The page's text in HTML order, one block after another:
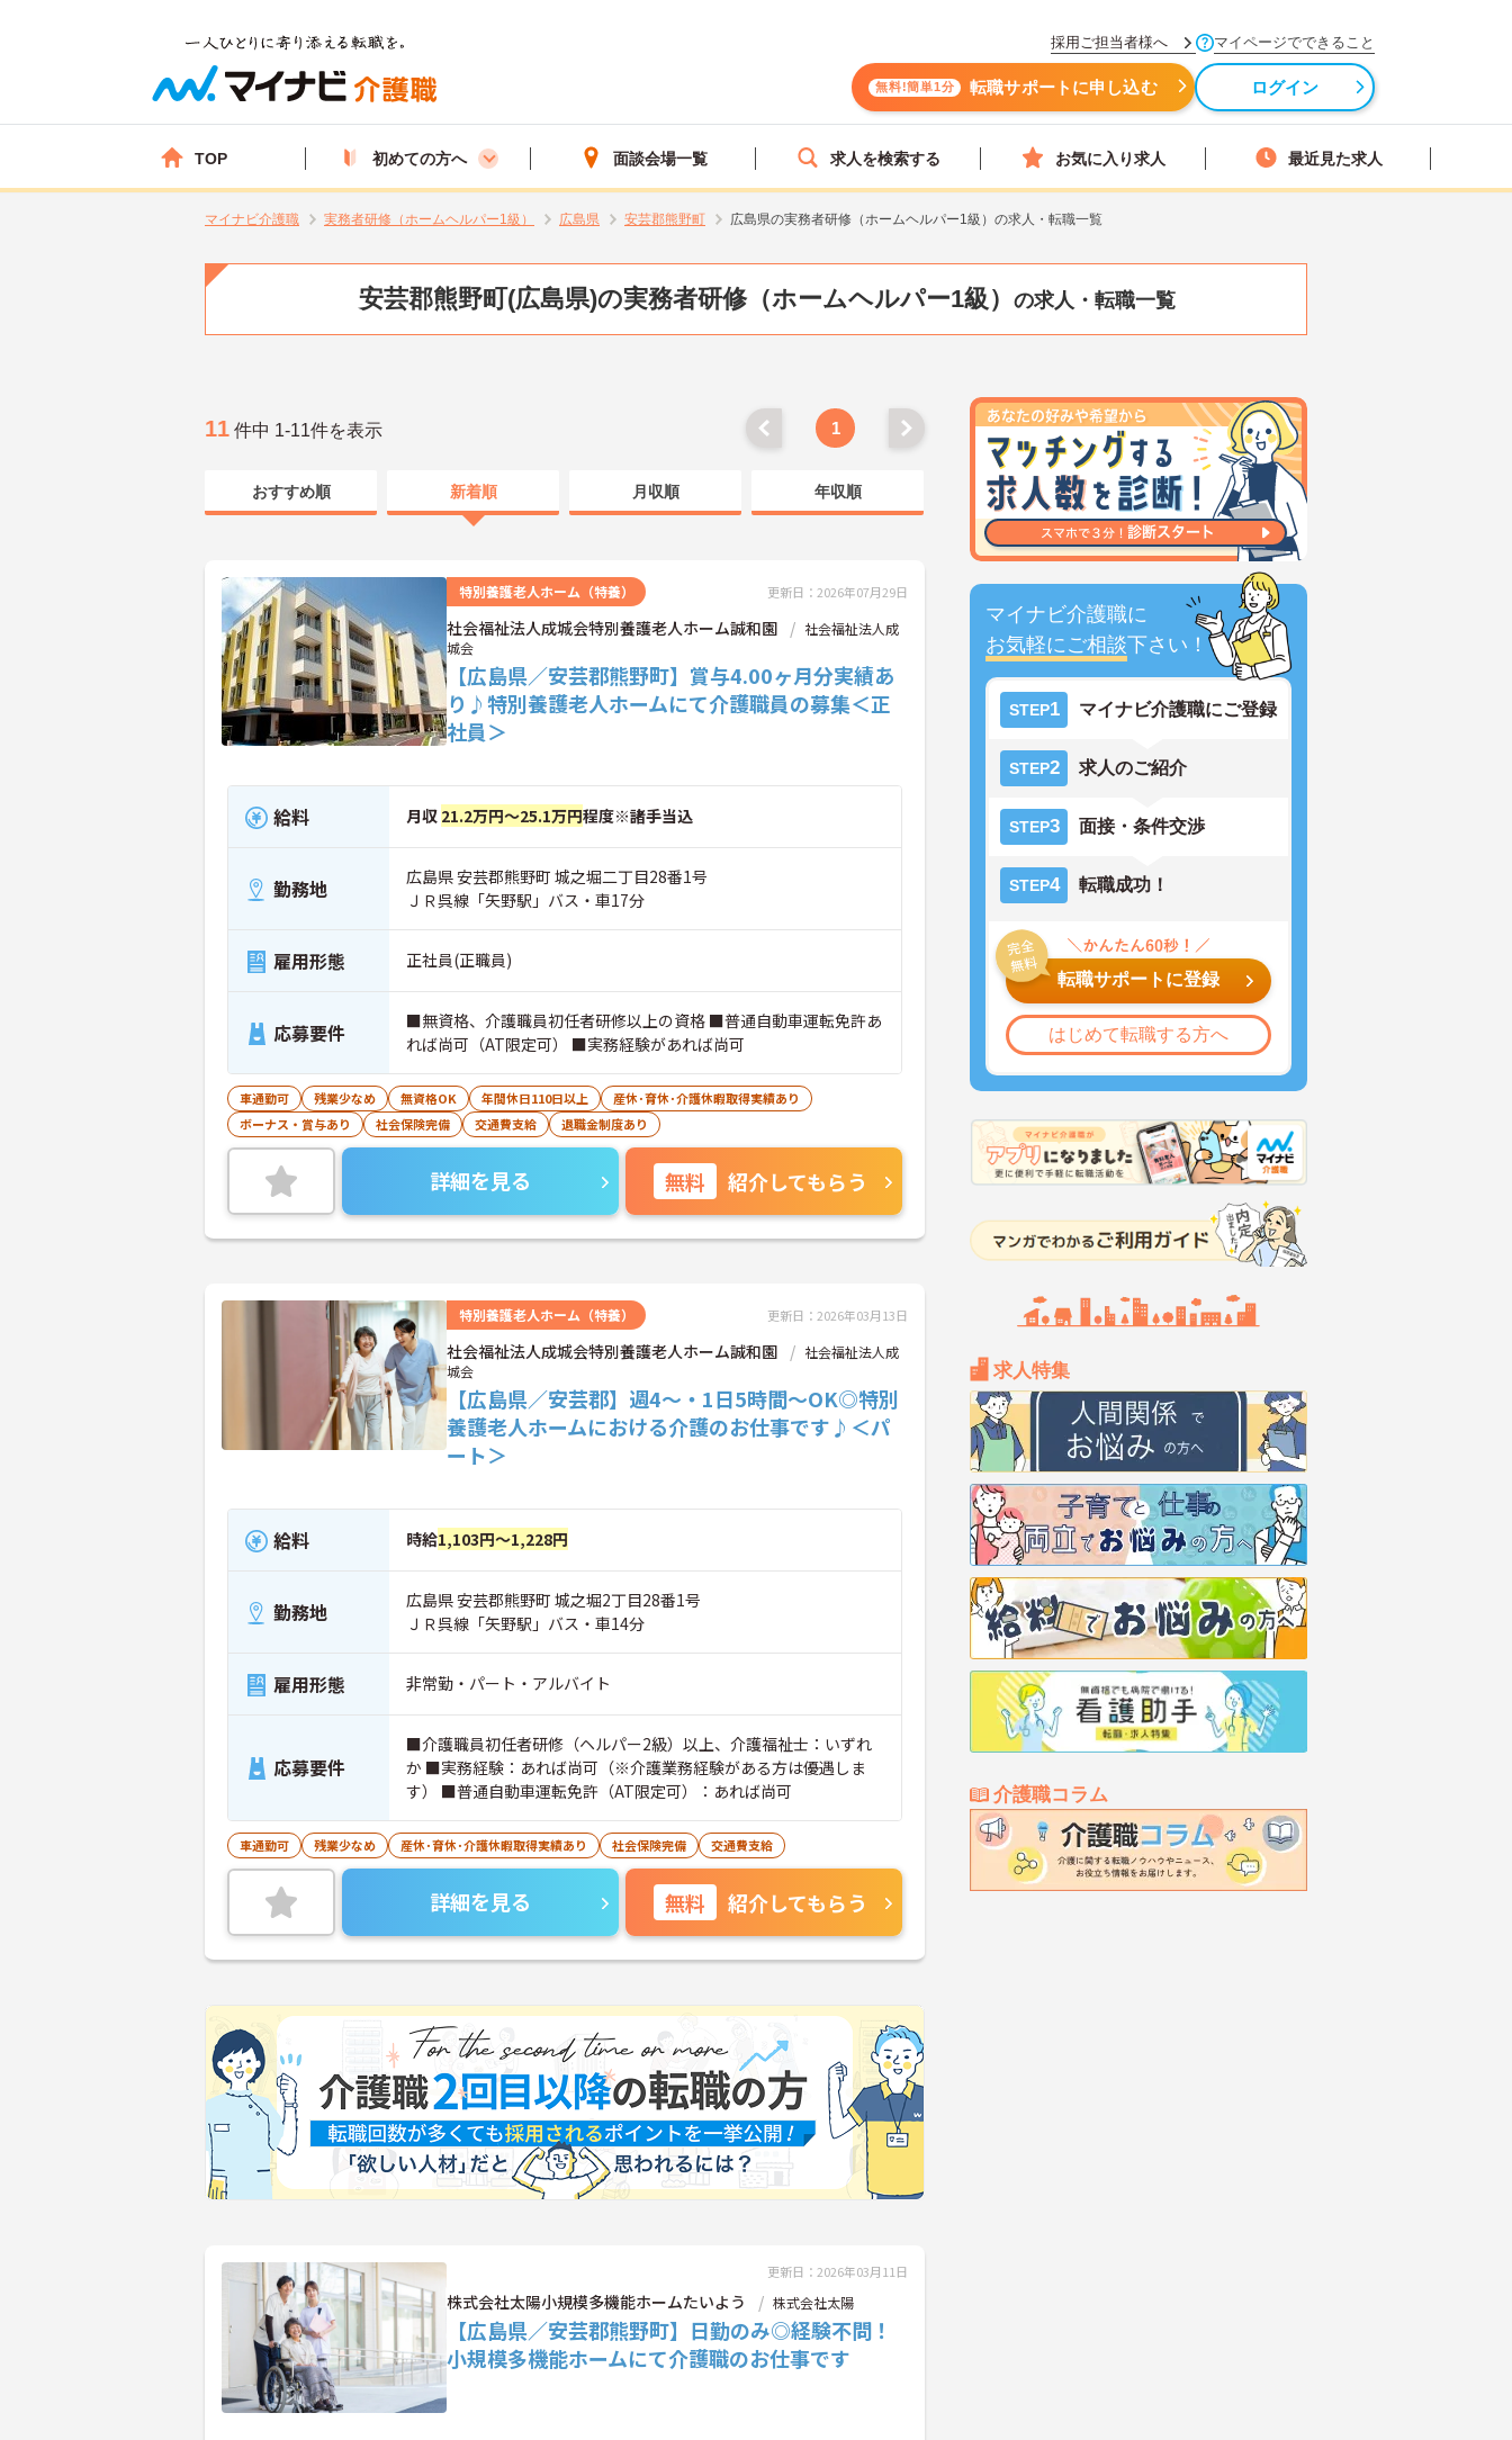
採用ご担当者様へ マイページでできること
無料!簡単1分 転職サポートに申し込む ログイン
TOP 初めての方へ 面談会場一覧 求人を検索する お気に入り求人 最近見た求人
マイナビ介護職 実務者研修（ホームヘルパー1級） 広島県 安芸郡熊野町 広島県の実務者研修（ホームヘルパー1級）の求人・転職一覧
安芸郡熊野町(広島県)の実務者研修（ホームヘルパー1級） の求人・転職一覧
マイナビ介護職に
お気軽にご相談下さい！
STEP1 マイナビ介護職にご登録
STEP2 求人のご紹介
STEP3 面接・条件交渉
STEP4 転職成功！
転職サポートに登録
はじめて転職する方へ
求人特集
介護職コラム
11 件中 1-11件を表示 1
おすすめ順 新着順 月収順 年収順
特別養護老人ホーム（特養） 更新日：2026年07月29日
社会福祉法人成城会特別養護老人ホーム誠和園
社会福祉法人成
城会
【広島県／安芸郡熊野町】賞与4.00ヶ月分実績あ
り♪特別養護老人ホームにて介護職員の募集＜正
社員＞
給料 月収 21.2万円～25.1万円程度※諸手当込
勤務地
広島県 安芸郡熊野町 城之堀二丁目28番1号
ＪＲ呉線「矢野駅」バス・車17分
雇用形態 正社員(正職員)
応募要件
■無資格、介護職員初任者研修以上の資格 ■普通自動車運転免許あ
れば尚可（AT限定可） ■実務経験があれば尚可
車通勤可 残業少なめ 無資格OK 年間休日110日以上
産休･育休･介護休暇取得実績あり
ボーナス・賞与あり
社会保険完備 交通費支給 退職金制度あり
詳細を見る 無料 紹介してもらう
特別養護老人ホーム（特養） 更新日：2026年03月13日
社会福祉法人成城会特別養護老人ホーム誠和園
社会福祉法人成
城会
【広島県／安芸郡】週4～・1日5時間～OK◎特別
養護老人ホームにおける介護のお仕事です♪＜パ
ート＞
給料 時給1,103円～1,228円
勤務地
広島県 安芸郡熊野町 城之堀2丁目28番1号
ＪＲ呉線「矢野駅」バス・車14分
雇用形態 非常勤・パート・アルバイト
応募要件
■介護職員初任者研修（ヘルパー2級）以上、介護福祉士：いずれ
か ■実務経験：あれば尚可（※介護業務経験がある方は優遇しま
す） ■普通自動車運転免許（AT限定可）：あれば尚可
車通勤可 残業少なめ 産休･育休･介護休暇取得実績あり 社会保険完備 交通費支給
詳細を見る 無料 紹介してもらう
更新日：2026年03月11日
株式会社太陽小規模多機能ホームたいよう 株式会社太陽
【広島県／安芸郡熊野町】日勤のみ◎経験不問！
小規模多機能ホームにて介護職のお仕事です